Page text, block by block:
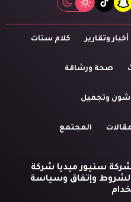
snapchat
tiktok
أخبار وتقارير كلام ستات
صحة ورشاقة
وتجميل
المجتمع
سنيور ميديا شركة
وإتفاق وسياسة